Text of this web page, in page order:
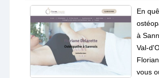
En
à
Val-
vous